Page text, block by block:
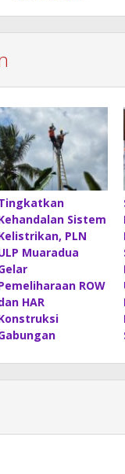
Sistem
PLN
Muaradua
ROW
HAR